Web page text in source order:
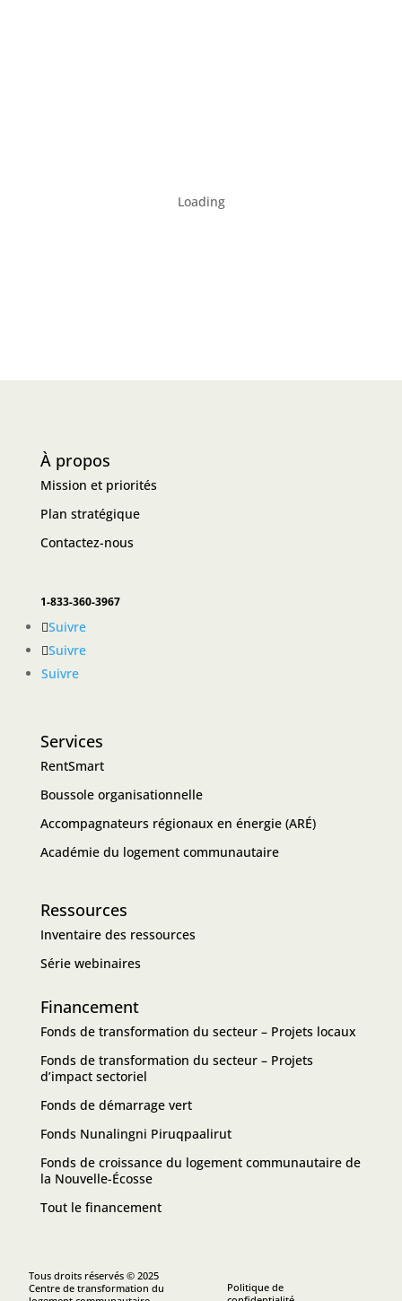
Loading
À propos
Mission et priorités
Plan stratégique
Contactez-nous
1-833-360-3967
Suivre
Suivre
Suivre
Services
RentSmart
Boussole organisationnelle
Accompagnateurs régionaux en énergie (ARÉ)
Académie du logement communautaire
Ressources
Inventaire des ressources
Série webinaires
Financement
Fonds de transformation du secteur – Projets locaux
Fonds de transformation du secteur – Projets
d’impact sectoriel
Fonds de démarrage vert
Fonds Nunalingni Piruqpaalirut
Fonds de croissance du logement communautaire de
la Nouvelle-Écosse
Tout le financement
Tous droits réservés © 2025
Centre de transformation du
Politique de